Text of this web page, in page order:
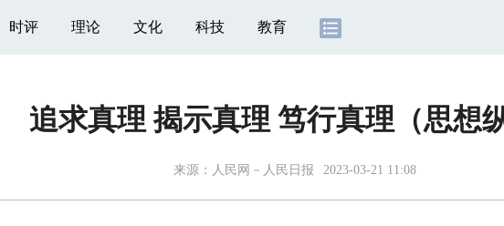
时评 理论 文化 科技 教育
追求真理 揭示真理 笃行真理（思想
来源： 人民网－人民日报 2023-03-21 11:08